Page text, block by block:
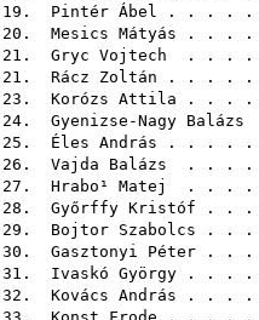
19. Pintér Ábel . . . .
20. Mesics Mátyás . . .
21. Gryc Vojtech . . .
21. Rácz Zoltán . . . .
23. Korózs Attila . . .
24. Gyenizse-Nagy Balázs
25. Éles András . . . .
26. Vajda Balázs . . .
27. Hrabo¹ Matej . . .
28. Győrffy Kristóf . .
29. Bojtor Szabolcs . .
30. Gasztonyi Péter . .
31. Ivaskó György . . .
32. Kovács András . . .